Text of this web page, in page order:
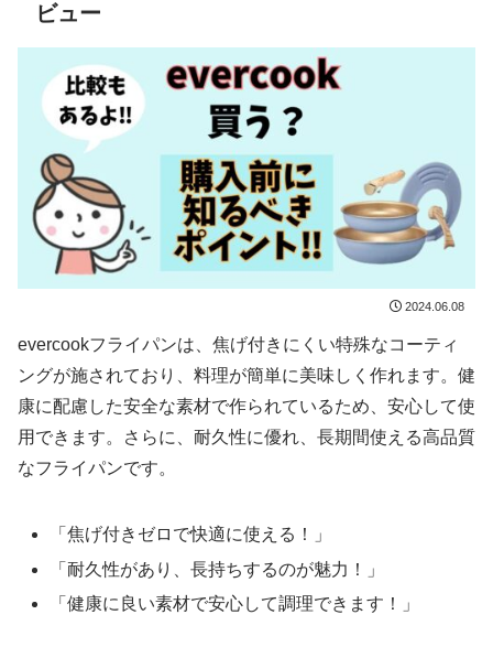
ビュー
2024.06.08
evercookフライパンは、焦げ付きにくい特殊なコーティ
ングが施されており、料理が簡単に美味しく作れます。健
康に配慮した安全な素材で作られているため、安心して使
用できます。さらに、耐久性に優れ、長期間使える高品質
なフライパンです。
「焦げ付きゼロで快適に使える！」
「耐久性があり、長持ちするのが魅力！」
「健康に良い素材で安心して調理できます！」